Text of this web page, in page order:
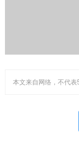
本文来自网络，不代表